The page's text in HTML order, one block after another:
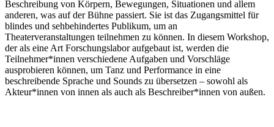
Beschreibung von Körpern, Bewegungen, Situationen und allem
anderen, was auf der Bühne passiert. Sie ist das Zugangsmittel für
blindes und sehbehindertes Publikum, um an
Theaterveranstaltungen teilnehmen zu können. In diesem Workshop,
der als eine Art Forschungslabor aufgebaut ist, werden die
Teilnehmer*innen verschiedene Aufgaben und Vorschläge
ausprobieren können, um Tanz und Performance in eine
beschreibende Sprache und Sounds zu übersetzen – sowohl als
Akteur*innen von innen als auch als Beschreiber*innen von außen.